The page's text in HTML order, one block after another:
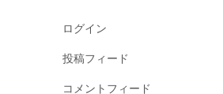
ログイン
投稿フィード
コメントフィード